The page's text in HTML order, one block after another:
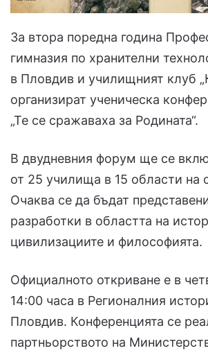
За втора поредна година
гимназия по хранителни
в Пловдив и училищният клуб
организират ученическа
„Те се сражаваха за Родината“.
В двудневния форум ще се
от 25 училища в 15 области на
Очаква се да бъдат
разработки в областта на
цивилизациите и философията.
Официалното откриване е в
14:00 часа в Регионалния
Пловдив. Конференцията се
партньорството на